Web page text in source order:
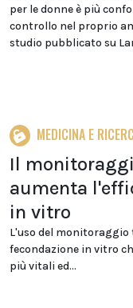
per le donne è più
controllo nel proprio
studio pubblicato su
MEDICINA E
Il
aumenta
in vitro
L'uso del monitoraggio
fecondazione in vitro
più vitali ed...